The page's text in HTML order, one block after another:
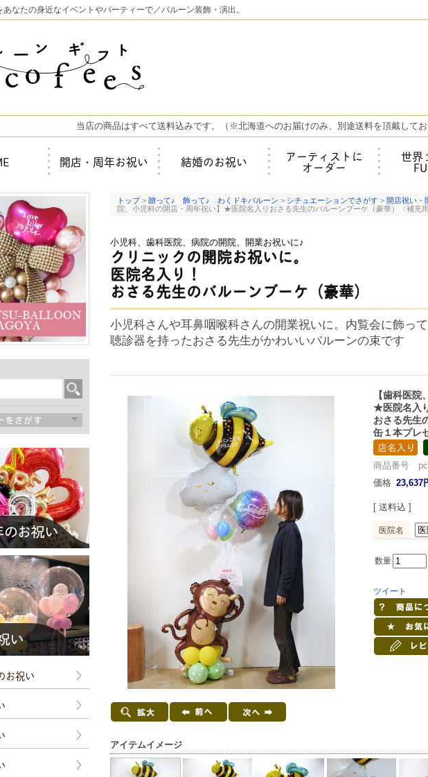
なたの身近なイベントやパーティーで／バルーン装飾・演出。
当店の商品はすべて送料込みです。（※北海道へのお届けのみ、別途送料を頂戴してお
開店・周年お祝い 結婚のお祝い アーティストに
オーダー
世界
お祝い
トップ> 贈って♪ 飾って♪ わくドキバルーン > シチュエーションでさがす > 開店祝い・
院、小児科の開店・周年祝い】★医院名入りおさる先生のバルーンブーケ（豪華）〈補充
小児科、歯科医院、病院の開院、開業お祝いに♪
クリニックの開院お祝いに。
医院名入り！
おさる先生のバルーンブーケ（豪華）
小児科さんや耳鼻咽喉科さんの開業祝いに。内覧会に飾って
聴診器を持ったおさる先生がかわいいバルーンの束です
【歯科医院
★医院名入
おさる先生
缶１本プレ
商品番号
価格 23,637
[ 送料込 ]
医院名
数量
ツイート
アイテムイメージ